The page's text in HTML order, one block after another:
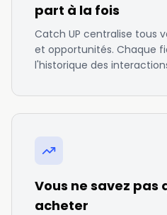
part à la fois
Catch UP centralise tous
et opportunités. Chaque
l'historique des
Vous ne savez pas
acheter